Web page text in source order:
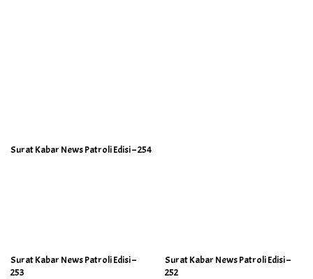
Surat Kabar News Patroli Edisi – 254
Surat Kabar News Patroli Edisi –
253
Surat Kabar News Patroli Edisi –
252